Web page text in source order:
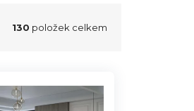
130 položek celkem